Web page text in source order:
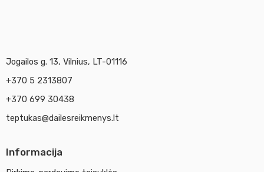
Jogailos g. 13, Vilnius, LT-01116
+370 5 2313807
+370 699 30438
teptukas@dailesreikmenys.lt
Informacija